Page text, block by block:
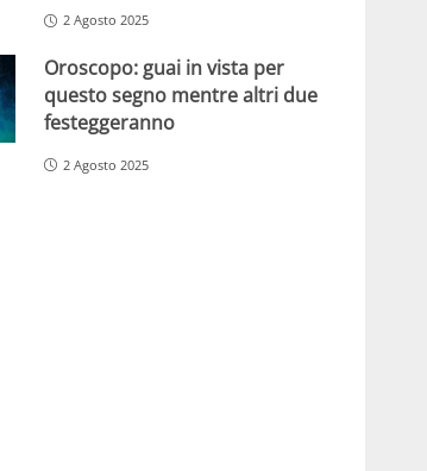
2 Agosto 2025
Oroscopo: guai in vista per
questo segno mentre altri due
festeggeranno
2 Agosto 2025